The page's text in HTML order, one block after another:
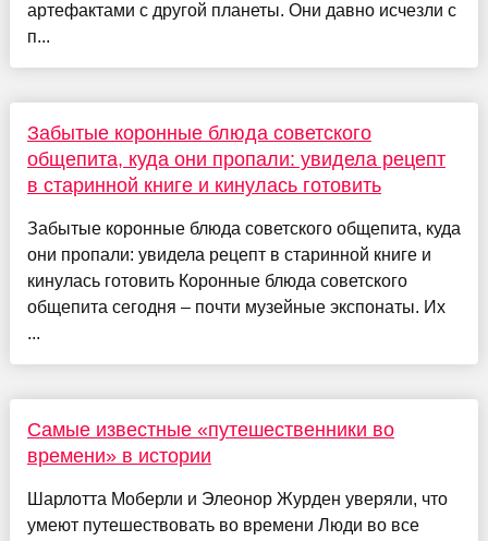
артефактами с другой планеты. Они давно исчезли с
п...
Забытые коронные блюда советского
общепита, куда они пропали: увидела рецепт
в старинной книге и кинулась готовить
Забытые коронные блюда советского общепита, куда
они пропали: увидела рецепт в старинной книге и
кинулась готовить Коронные блюда советского
общепита сегодня – почти музейные экспонаты. Их
...
Самые известные «путешественники во
времени» в истории
Шарлотта Моберли и Элеонор Журден уверяли, что
умеют путешествовать во времени Люди во все